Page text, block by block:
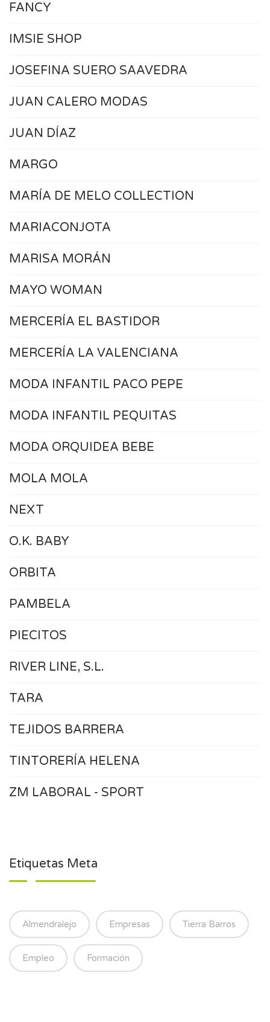
FANCY
IMSIE SHOP
JOSEFINA SUERO SAAVEDRA
JUAN CALERO MODAS
JUAN DÍAZ
MARGO
MARÍA DE MELO COLLECTION
MARIACONJOTA
MARISA MORÁN
MAYO WOMAN
MERCERÍA EL BASTIDOR
MERCERÍA LA VALENCIANA
MODA INFANTIL PACO PEPE
MODA INFANTIL PEQUITAS
MODA ORQUIDEA BEBE
MOLA MOLA
NEXT
O.K. BABY
ORBITA
PAMBELA
PIECITOS
RIVER LINE, S.L.
TARA
TEJIDOS BARRERA
TINTORERÍA HELENA
ZM LABORAL - SPORT
Etiquetas Meta
Almendralejo Empresas Tierra Barros
Empleo Formación